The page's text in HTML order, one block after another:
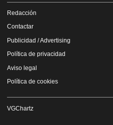
Redacción
Contactar
Publicidad / Advertising
Política de privacidad
Aviso legal
Política de cookies
VGChartz